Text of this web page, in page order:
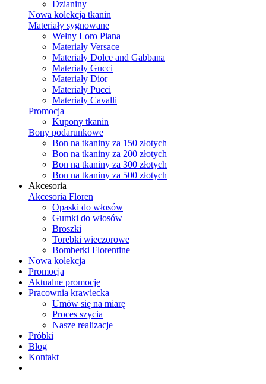
Dzianiny
Nowa kolekcja tkanin
Materiały sygnowane
Wełny Loro Piana
Materiały Versace
Materiały Dolce and Gabbana
Materiały Gucci
Materiały Dior
Materiały Pucci
Materiały Cavalli
Promocja
Kupony tkanin
Bony podarunkowe
Bon na tkaniny za 150 złotych
Bon na tkaniny za 200 złotych
Bon na tkaniny za 300 złotych
Bon na tkaniny za 500 złotych
Akcesoria
Akcesoria Floren
Opaski do włosów
Gumki do włosów
Broszki
Torebki wieczorowe
Bomberki Florentine
Nowa kolekcja
Promocja
Aktualne promocje
Pracownia krawiecka
Umów się na miarę
Proces szycia
Nasze realizacje
Próbki
Blog
Kontakt